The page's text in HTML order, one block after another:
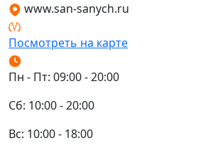
www.san-sanych.ru
Посмотреть на карте
Пн - Пт: 09:00 - 20:00
Сб: 10:00 - 20:00
Вс: 10:00 - 18:00